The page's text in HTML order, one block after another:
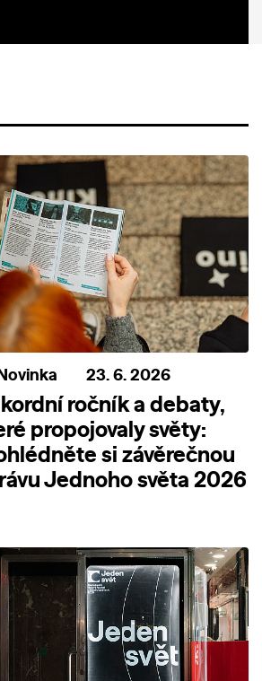
Novinka 23. 6. 2026
ročník a debaty,
propojovaly světy:
si závěrečnou
Jednoho světa 2026